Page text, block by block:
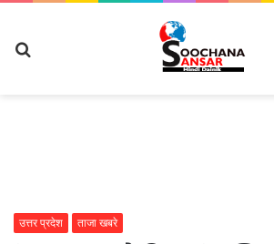
उत्तर प्रदेश ताजा खबरे